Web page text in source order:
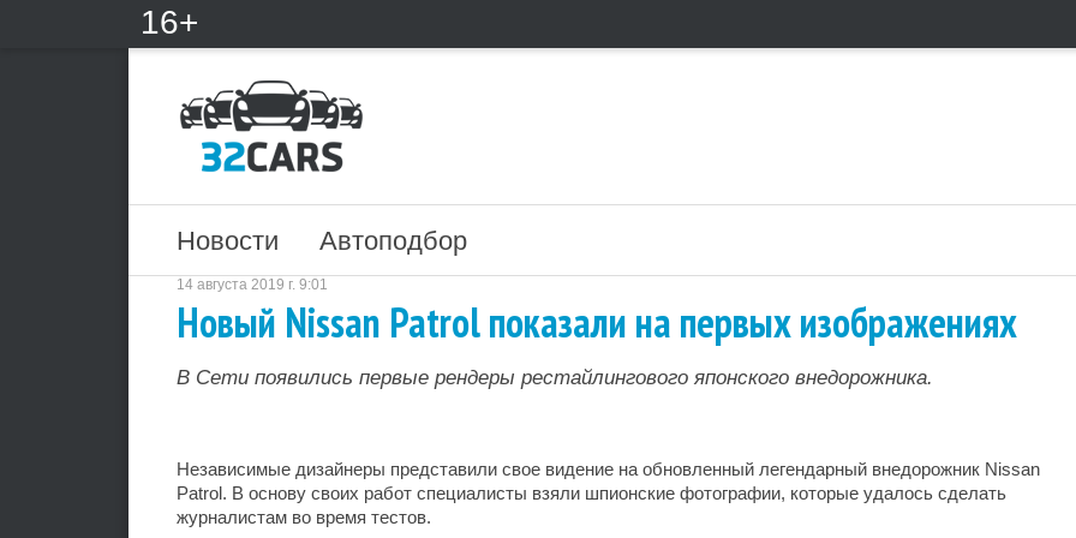
16+
Новости Автоподбор
14 августа 2019 г. 9:01
Новый Nissan Patrol показали на первых изображениях
В Сети появились первые рендеры рестайлингового японского внедорожника.
Независимые дизайнеры представили свое видение на обновленный легендарный внедорожник Nissan
Patrol. В основу своих работ специалисты взяли шпионские фотографии, которые удалось сделать
журналистам во время тестов.